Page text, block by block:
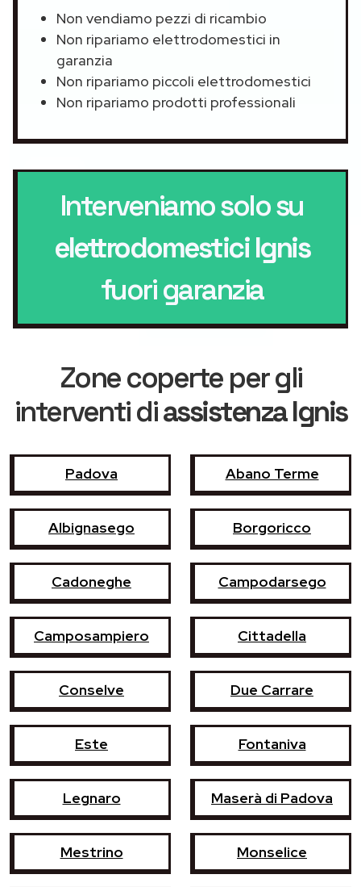
Non vendiamo pezzi di ricambio
Non ripariamo elettrodomestici in
garanzia
Non ripariamo piccoli elettrodomestici
Non ripariamo prodotti professionali
Interveniamo solo su
elettrodomestici Ignis
fuori garanzia
Zone coperte per gli
interventi diassistenza Ignis
Padova Abano Terme
Albignasego Borgoricco
Cadoneghe Campodarsego
Camposampiero Cittadella
Conselve Due Carrare
Este Fontaniva
Legnaro Maserà di Padova
Mestrino Monselice